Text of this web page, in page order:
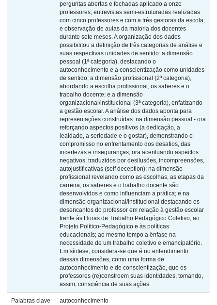
perguntas abertas e fechadas aplicado a onze
professores; entrevistas semi-estruturadas realizadas
com cinco professores e com a três gestoras da escola;
e observação de aulas da maioria dos docentes
durante sete meses. A organização dos dados
possibilitou a definição de três categorias de análise e
suas respectivas unidades de sentido: a dimensão
pessoal (1ª categoria), destacando o
autoconhecimento e a conscientização como unidades
de sentido; a dimensão profissional (2ª categoria),
abordando a escolha profissional, os saberes e o
trabalho docente; e a dimensão
organizacional/institucional (3ª categoria), enfatizando
a gestão escolar. A análise dos dados aponta para
representações construídas: na dimensão pessoal - ora
reforçando aspectos positivos (a dedicação, a
lealdade, a seriedade e o gostar), demonstrando o
compromisso no enfrentamento dos desafios, das
incertezas e inseguranças; ora acentuando aspectos
negativos, traduzidos por desilusões, incompreensões,
autojustificativas (self deception); na dimensão
profissional revelando como as escolhas, as etapas da
carreira, os saberes e o trabalho docente são
desenvolvidos e como influenciam a prática; e na
dimensão organizacional/institucional destacando os
desencantos do professor em relação à gestão escolar
frente às Horas de Trabalho Pedagógico Coletivo, ao
Projeto Político-Pedagógico e às políticas
educacionais; ao mesmo tempo a ênfase na
necessidade de um trabalho coletivo e emancipatório.
Em síntese, considera-se que é no entendimento
dessas dimensões, como uma forma de
autoconhecimento e de conscientização, que os
professores (re)constroem suas identidades, tomando,
assim, consciência de suas ações.
Palabras clave
autoconhecimento